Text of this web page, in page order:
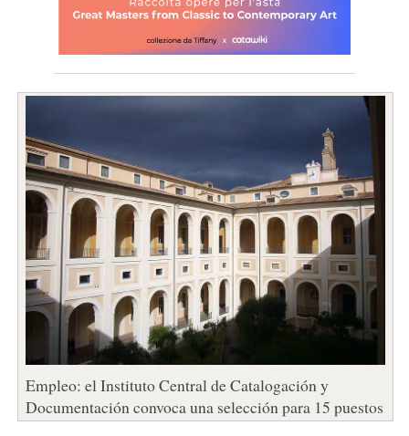
Empleo: el Instituto Central de Catalogación y
Documentación convoca una selección para 15 puestos